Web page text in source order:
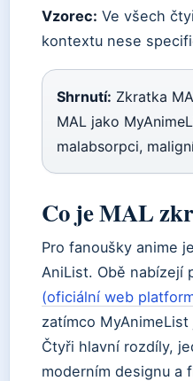
Vzorec: Ve všech
kontextu nese
Shrnutí: Zkratka
MAL jako
malabsorpci,
Co je MAL
Pro fanoušky anime
AniList. Obě nabízejí
(oficiální web
zatímco
Čtyři hlavní rozdíly,
moderním designu a